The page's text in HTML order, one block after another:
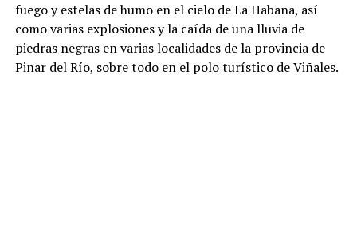
fuego y estelas de humo en el cielo de La Habana, así
como varias explosiones y la caída de una lluvia de
piedras negras en varias localidades de la provincia de
Pinar del Río, sobre todo en el polo turístico de Viñales.